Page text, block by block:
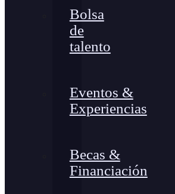
Bolsa
de
talento
Eventos &
Experiencias
Becas &
Financiación